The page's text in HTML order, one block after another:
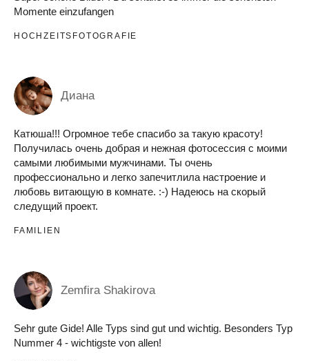
Momente einzufangen
HOCHZEITSFOTOGRAFIE
Диана
Катюша!!! Огромное тебе спасибо за такую красоту!
Получилась очень добрая и нежная фотосессия с моими
самыми любимыми мужчинами. Ты очень
профессионально и легко запечитлила настроение и
любовь витающую в комнате. :-) Надеюсь на скорый
следущий проект.
FAMILIEN
Zemfira Shakirova
Sehr gute Gide! Alle Typs sind gut und wichtig. Besonders Typ
Nummer 4 - wichtigste von allen!